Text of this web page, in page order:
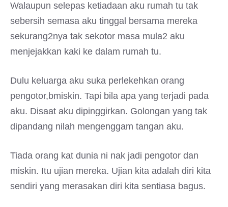
Walaupun selepas ketiadaan aku rumah tu tak
sebersih semasa aku tinggal bersama mereka
sekurang2nya tak sekotor masa mula2 aku
menjejakkan kaki ke dalam rumah tu.
Dulu keluarga aku suka perlekehkan orang
pengotor,bmiskin. Tapi bila apa yang terjadi pada
aku. Disaat aku dipinggirkan. Golongan yang tak
dipandang nilah mengenggam tangan aku.
Tiada orang kat dunia ni nak jadi pengotor dan
miskin. Itu ujian mereka. Ujian kita adalah diri kita
sendiri yang merasakan diri kita sentiasa bagus.